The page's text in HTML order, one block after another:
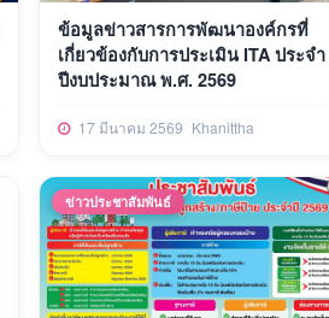
ข้อมูลข่าวสารการพัฒนาองค์กรที่
เกี่ยวข้องกับการประเมิน ITA ประจำ
ปีงบประมาณ พ.ศ. 2569
17 มีนาคม 2569 Khanittha
ข่าวประชาสัมพันธ์